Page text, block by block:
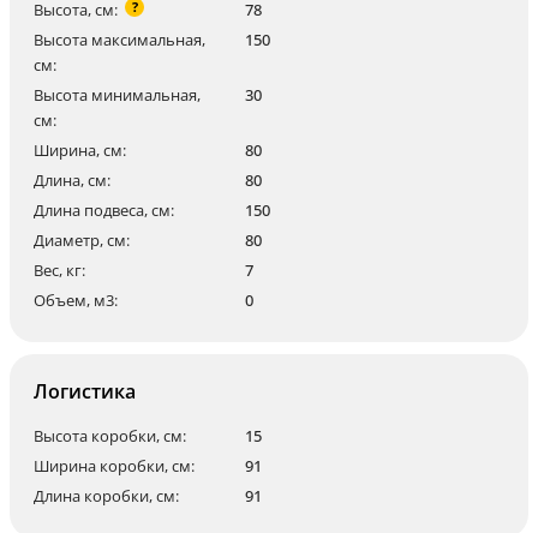
Высота, см: ?
78
Высота максимальная,
см:
150
Высота минимальная,
см:
30
Ширина, см:
80
Длина, см:
80
Длина подвеса, см:
150
Диаметр, см:
80
Вес, кг:
7
Объем, м3:
0
Логистика
Высота коробки, см:
15
Ширина коробки, см:
91
Длина коробки, см:
91